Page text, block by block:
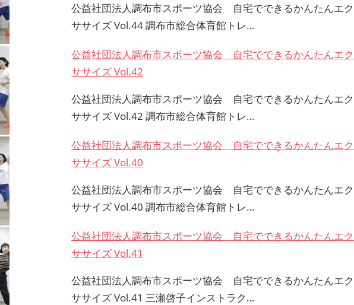
公益社団法人調布市スポーツ協会 自宅でできるかんたんエク
ササイズ Vol.44 調布市総合体育館トレ…
公益社団法人調布市スポーツ協会 自宅でできるかんたんエク
ササイズ Vol.42
公益社団法人調布市スポーツ協会 自宅でできるかんたんエク
ササイズ Vol.42 調布市総合体育館トレ…
公益社団法人調布市スポーツ協会 自宅でできるかんたんエク
ササイズ Vol.40
公益社団法人調布市スポーツ協会 自宅でできるかんたんエク
ササイズ Vol.40 調布市総合体育館トレ…
公益社団法人調布市スポーツ協会 自宅でできるかんたんエク
ササイズ Vol.41
公益社団法人調布市スポーツ協会 自宅でできるかんたんエク
ササイズ Vol.41 三瀬啓子インストラク…